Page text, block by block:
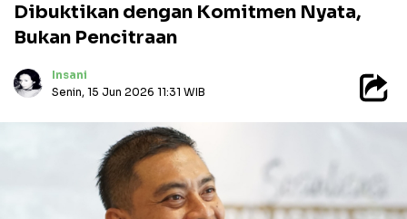
Dibuktikan dengan Komitmen Nyata,
Bukan Pencitraan
Insani
Senin, 15 Jun 2026 11:31 WIB